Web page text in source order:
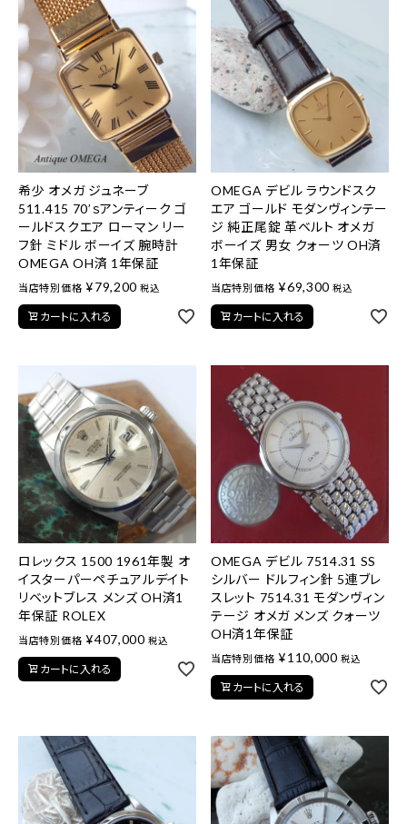
希少 オメガ ジュネーブ
511.415 70’ｓアンティーク ゴ
ールドスクエア ローマン リー
フ針 ミドル ボーイズ 腕時計
OMEGA OH済 1年保証
当店特別価格 ¥79,200 税込
カートに入れる
OMEGA デビル ラウンドスク
エア ゴールド モダンヴィンテー
ジ 純正尾錠 革ベルト オメガ
ボーイズ 男女 クォーツ OH済
1年保証
当店特別価格 ¥69,300 税込
カートに入れる
ロレックス 1500 1961年製 オ
イスターパーペチュアルデイト
リベットブレス メンズ OH済1
年保証 ROLEX
当店特別価格 ¥407,000 税込
カートに入れる
OMEGA デビル 7514.31 SS
シルバー ドルフィン針 5連ブレ
スレット 7514.31 モダンヴィン
テージ オメガ メンズ クォーツ
OH済1年保証
当店特別価格 ¥110,000 税込
カートに入れる